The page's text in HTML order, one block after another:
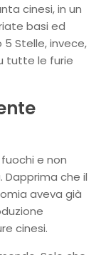
cinesi, in un
basi ed
Stelle, invece,
tutte le furie
e non
che il
aveva già
cinesi.